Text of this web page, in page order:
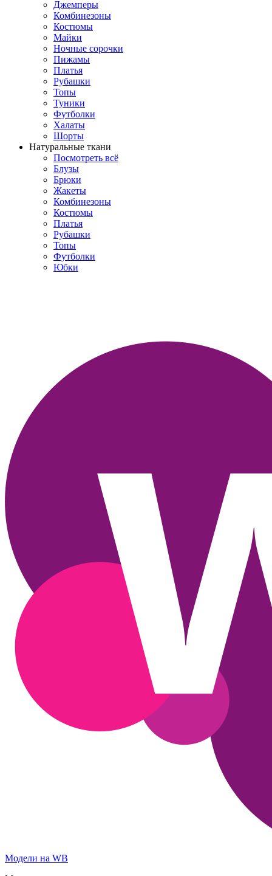
Джемперы
Комбинезоны
Костюмы
Майки
Ночные сорочки
Пижамы
Платья
Рубашки
Топы
Туники
Футболки
Халаты
Шорты
Натуральные ткани
Посмотреть всё
Блузы
Брюки
Жакеты
Комбинезоны
Костюмы
Платья
Рубашки
Топы
Футболки
Юбки
Модели на WB